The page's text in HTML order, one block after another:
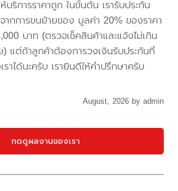
บริการราคาถูก ในขั้นต้น เรารับประกัน
ากการขนย้ายของ มูลค่า 20% ของราคา
บาท (ตรวจเช็คสินค้าและแจ้งไม่เกิน
แต่ถ้าลูกค้าต้องการวงเงินรับประกันที่
าได้นะครับ เรายินดีให้คำปรึกษาครับ
August, 2026 by admin
กดดูผลงานของเรา